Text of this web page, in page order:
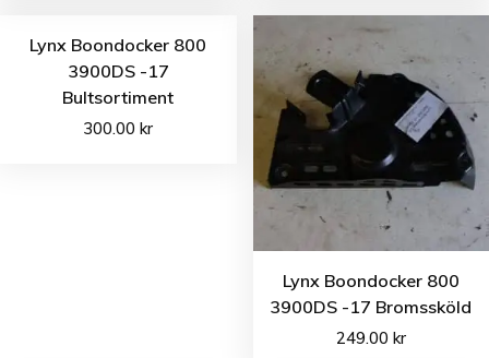
Lynx Boondocker 800
3900DS -17
Bultsortiment
300.00kr
Lynx Boondocker 800
3900DS -17 Bromssköld
249.00 kr